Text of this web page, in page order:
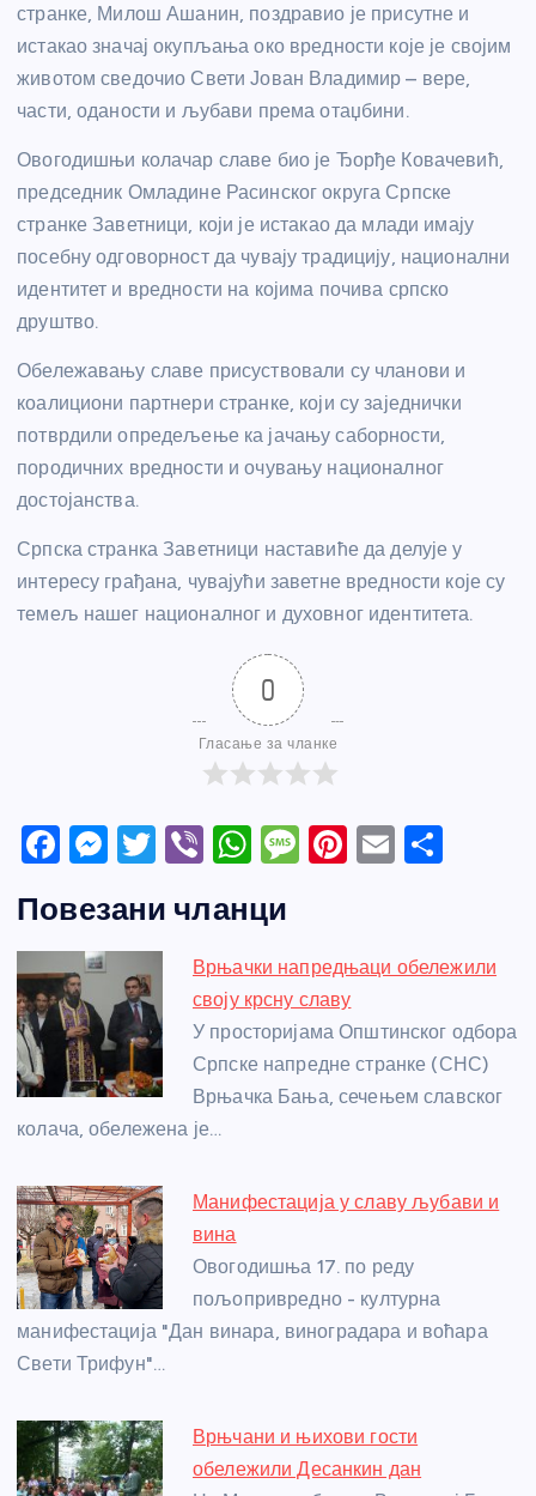
странке, Милош Ашанин, поздравио је присутне и
истакао значај окупљања око вредности које је својим
животом сведочио Свети Јован Владимир – вере,
части, оданости и љубави према отаџбини.
Овогодишњи колачар славе био је Ђорђе Ковачевић,
председник Омладине Расинског округа Српске
странке Заветници, који је истакао да млади имају
посебну одговорност да чувају традицију, национални
идентитет и вредности на којима почива српско
друштво.
Обележавању славе присуствовали су чланови и
коалициони партнери странке, који су заједнички
потврдили опредељење ка јачању саборности,
породичних вредности и очувању националног
достојанства.
Српска странка Заветници наставиће да делује у
интересу грађана, чувајући заветне вредности које су
темељ нашег националног и духовног идентитета.
0
Гласање за чланке
F
c
e
b
o
o
k
M
ss
e
n
g
er
T
itt
er
Vi
er
W
at
s
A
p
p
M
a
g
e
Pi
e
st
E
e
Повезани чланци
Врњачки напредњаци обележили
своју крсну славу
У просторијама Општинског одбора
Српске напредне странке (СНС)
Врњачка Бања, сечењем славског
колача, обележена је…
Манифестација у славу љубави и
вина
Овогодишња 17. по реду
пољопривредно - културна
манифестација "Дан винара, виноградара и воћара
Свети Трифун"…
Врњчани и њихови гости
обележили Десанкин дан